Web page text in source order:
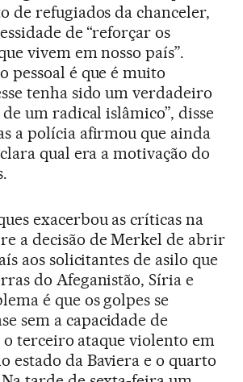
de refugiados da chanceler,
de “reforçar os
vivem em nosso país”.
pessoal é que é muito
tenha sido um verdadeiro
um radical islâmico”, disse
a polícia afirmou que ainda
qual era a motivação do
exacerbou as críticas na
a decisão de Merkel de abrir
aos solicitantes de asilo que
do Afeganistão, Síria e
é que os golpes se
sem a capacidade de
o terceiro ataque violento em
estado da Baviera e o quarto